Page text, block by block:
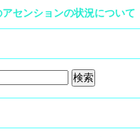
アセンションの状況につい